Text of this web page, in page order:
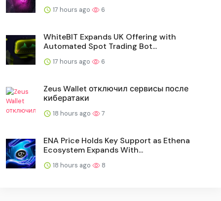
17 hours ago 6
WhiteBIT Expands UK Offering with
Automated Spot Trading Bot...
17 hours ago 6
Zeus Wallet отключил сервисы после
кибератаки
18 hours ago 7
ENA Price Holds Key Support as Ethena
Ecosystem Expands With...
18 hours ago 8